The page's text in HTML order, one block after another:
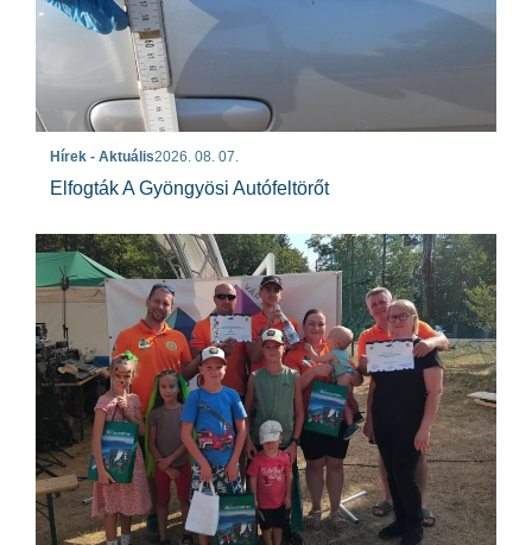
Hírek - Aktuális2026. 08. 07.
Elfogták A Gyöngyösi Autófeltörőt